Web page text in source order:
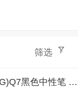
筛选
【联盟】晨光(M&G)Q7黑色中性笔 美新系列经典拔盖签字笔 晨光Q7子弹头水笔 0.5mm 12支/盒XGP30117